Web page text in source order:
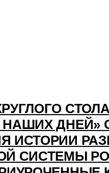
ДНЕЙ»
ИСТОРИИ
СИСТЕМЫ